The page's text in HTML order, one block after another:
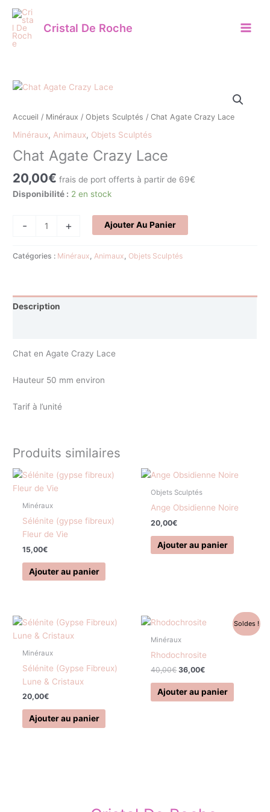
contenu
Cristal De Roche
Accueil / Minéraux /Objets Sculptés / Chat Agate Crazy Lace
Minéraux,Animaux, Objets Sculptés
Chat Agate Crazy Lace
20,00€ frais de port offerts à partir de 69€
Disponibilité : 2 en stock
-
quantité
Chat
Crazy
Lace
+ Ajouter Au Panier
Catégories : Minéraux Animaux Objets Sculptés
Description
Chat en Agate Crazy Lace
Hauteur 50 mm environ
Tarif à l’unité
Produits similaires
Minéraux
Sélénite (gypse fibreux)
Fleur de Vie
15,00€
Ajouter au panier
Objets Sculptés
Ange Obsidienne Noire
20,00€
Ajouter au panier
Minéraux
Sélénite (Gypse Fibreux)
Lune & Cristaux
20,00€
Ajouter au panier
Soldes !
Minéraux
Rhodochrosite
40,00€
Le
initial
40,00€.
36,00€
Le
36,00€.
Ajouter au panier